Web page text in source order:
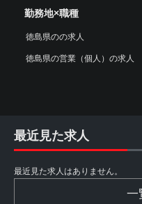
勤務地×職種
徳島県のの求人
徳島県の営業（個人）の求人
最近見た求人
最近見た求人はありません。
一